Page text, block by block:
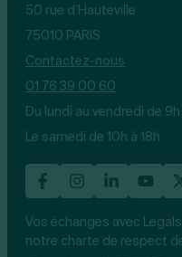
50 rue d’Hauteville
75010 PARIS
Contactez-nous
01 76 39 00 60
Du lundi au vendredi de 9h
Le samedi de 10h à 18h
Vos échanges avec
notre charte de respect